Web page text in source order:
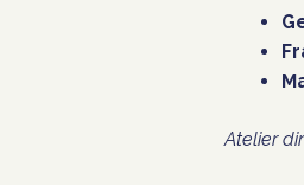
Atelier